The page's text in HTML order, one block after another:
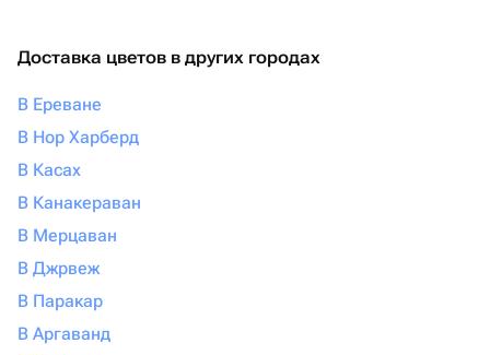
Доставка цветов в других городах
В Ереване
В Нор Харберд
В Касах
В Канакераван
В Мерцаван
В Джрвеж
В Паракар
В Аргаванд